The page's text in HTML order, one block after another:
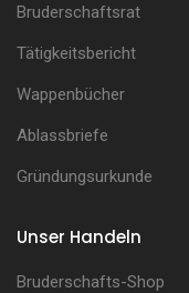
Bruderschaftsrat
Tätigkeitsbericht
Wappenbücher
Ablassbriefe
Gründungsurkunde
Unser Handeln
Bruderschafts-Shop